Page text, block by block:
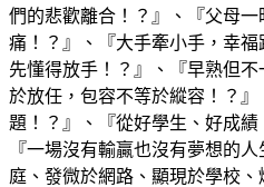
們的悲歡離合！？』、『父母
痛！？』、『大手牽小手，幸
先懂得放手！？』、『早熟但
於放任，包容不等於縱容！？
題！？』、『從好學生、好成績
『一場沒有輸贏也沒有夢想的
庭、發微於網路、顯現於學校